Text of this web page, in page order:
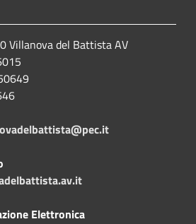
Villanova del Battista AV
Elettronica